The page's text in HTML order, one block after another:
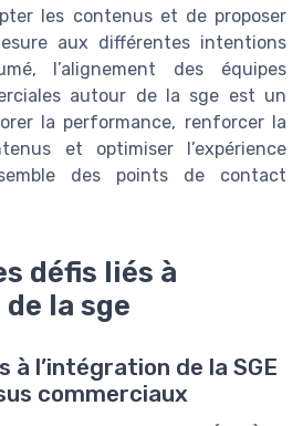
les contenus et de proposer
aux différentes intentions
l’alignement des équipes
autour de la sge est un
la performance, renforcer la
et optimiser l’expérience
des points de contact
défis liés à
la sge
à l’intégration de la SGE
commerciaux